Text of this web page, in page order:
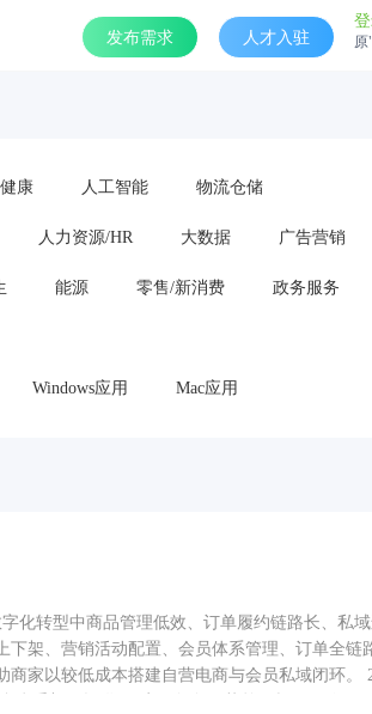
发布需求 人才入驻
康 人工智能 物流仓储
人力资源/HR 大数据 广告营销
能源 零售/新消费 政务服务
Windows应用 Mac应用
化转型中商品管理低效、订单履约链路长、私
架、营销活动配置、会员体系管理、订单全链
家以较低成本搭建自营电商与会员私域闭环。